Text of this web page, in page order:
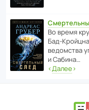
Во время
ведомства
и Сабина…
‹Далее›